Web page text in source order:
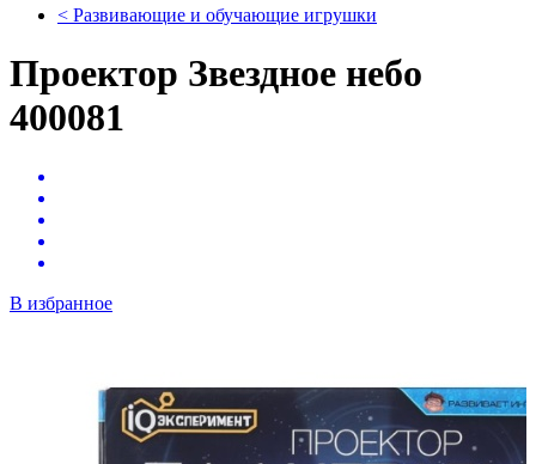
< Развивающие и обучающие игрушки
Проектор Звездное небо
400081
В избранное